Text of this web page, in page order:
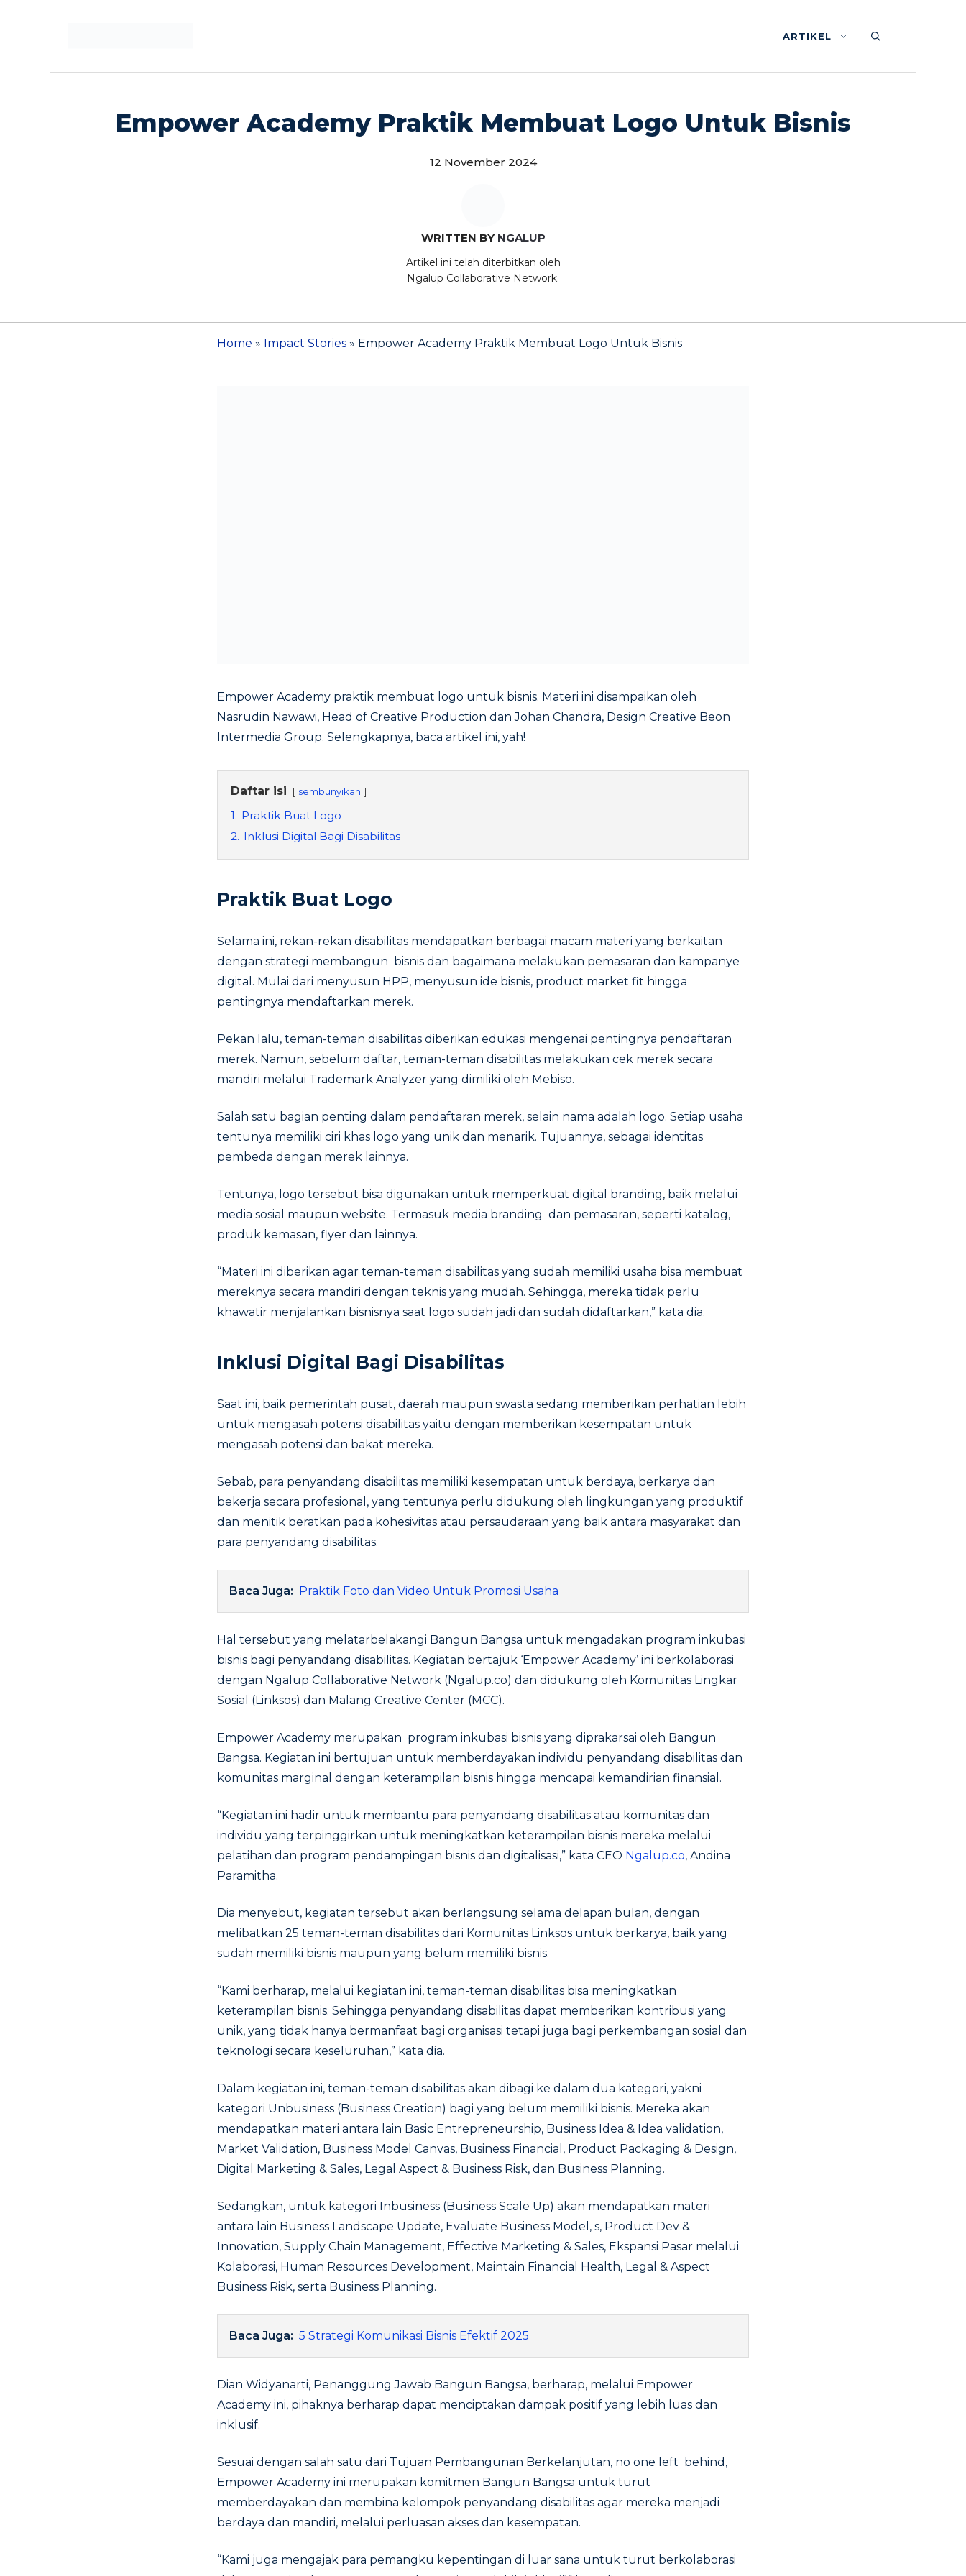
ARTIKEL
Empower Academy Praktik Membuat Logo Untuk Bisnis
12 November 2024
WRITTEN BY NGALUP
Artikel ini telah diterbitkan oleh
Ngalup Collaborative Network.
Home » Impact Stories » Empower Academy Praktik Membuat Logo Untuk Bisnis
Empower Academy praktik membuat logo untuk bisnis. Materi ini disampaikan oleh
Nasrudin Nawawi, Head of Creative Production dan Johan Chandra, Design Creative Beon
Intermedia Group. Selengkapnya, baca artikel ini, yah!
Daftar isi sembunyikan
1. Praktik Buat Logo
2. Inklusi Digital Bagi Disabilitas
Praktik Buat Logo
Selama ini, rekan-rekan disabilitas mendapatkan berbagai macam materi yang berkaitan
dengan strategi membangun bisnis dan bagaimana melakukan pemasaran dan kampanye
digital. Mulai dari menyusun HPP, menyusun ide bisnis, product market fit hingga
pentingnya mendaftarkan merek.
Pekan lalu, teman-teman disabilitas diberikan edukasi mengenai pentingnya pendaftaran
merek. Namun, sebelum daftar, teman-teman disabilitas melakukan cek merek secara
mandiri melalui Trademark Analyzer yang dimiliki oleh Mebiso.
Salah satu bagian penting dalam pendaftaran merek, selain nama adalah logo. Setiap usaha
tentunya memiliki ciri khas logo yang unik dan menarik. Tujuannya, sebagai identitas
pembeda dengan merek lainnya.
Tentunya, logo tersebut bisa digunakan untuk memperkuat digital branding, baik melalui
media sosial maupun website. Termasuk media branding dan pemasaran, seperti katalog,
produk kemasan, flyer dan lainnya.
“Materi ini diberikan agar teman-teman disabilitas yang sudah memiliki usaha bisa membuat
mereknya secara mandiri dengan teknis yang mudah. Sehingga, mereka tidak perlu
khawatir menjalankan bisnisnya saat logo sudah jadi dan sudah didaftarkan,” kata dia.
Inklusi Digital Bagi Disabilitas
Saat ini, baik pemerintah pusat, daerah maupun swasta sedang memberikan perhatian lebih
untuk mengasah potensi disabilitas yaitu dengan memberikan kesempatan untuk
mengasah potensi dan bakat mereka.
Sebab, para penyandang disabilitas memiliki kesempatan untuk berdaya, berkarya dan
bekerja secara profesional, yang tentunya perlu didukung oleh lingkungan yang produktif
dan menitik beratkan pada kohesivitas atau persaudaraan yang baik antara masyarakat dan
para penyandang disabilitas.
Baca Juga: Praktik Foto dan Video Untuk Promosi Usaha
Hal tersebut yang melatarbelakangi Bangun Bangsa untuk mengadakan program inkubasi
bisnis bagi penyandang disabilitas. Kegiatan bertajuk ‘Empower Academy’ ini berkolaborasi
dengan Ngalup Collaborative Network (Ngalup.co) dan didukung oleh Komunitas Lingkar
Sosial (Linksos) dan Malang Creative Center (MCC).
Empower Academy merupakan program inkubasi bisnis yang diprakarsai oleh Bangun
Bangsa. Kegiatan ini bertujuan untuk memberdayakan individu penyandang disabilitas dan
komunitas marginal dengan keterampilan bisnis hingga mencapai kemandirian finansial.
“Kegiatan ini hadir untuk membantu para penyandang disabilitas atau komunitas dan
individu yang terpinggirkan untuk meningkatkan keterampilan bisnis mereka melalui
pelatihan dan program pendampingan bisnis dan digitalisasi,” kata CEO Ngalup.co, Andina
Paramitha.
Dia menyebut, kegiatan tersebut akan berlangsung selama delapan bulan, dengan
melibatkan 25 teman-teman disabilitas dari Komunitas Linksos untuk berkarya, baik yang
sudah memiliki bisnis maupun yang belum memiliki bisnis.
“Kami berharap, melalui kegiatan ini, teman-teman disabilitas bisa meningkatkan
keterampilan bisnis. Sehingga penyandang disabilitas dapat memberikan kontribusi yang
unik, yang tidak hanya bermanfaat bagi organisasi tetapi juga bagi perkembangan sosial dan
teknologi secara keseluruhan,” kata dia.
Dalam kegiatan ini, teman-teman disabilitas akan dibagi ke dalam dua kategori, yakni
kategori Unbusiness (Business Creation) bagi yang belum memiliki bisnis. Mereka akan
mendapatkan materi antara lain Basic Entrepreneurship, Business Idea & Idea validation,
Market Validation, Business Model Canvas, Business Financial, Product Packaging & Design,
Digital Marketing & Sales, Legal Aspect & Business Risk, dan Business Planning.
Sedangkan, untuk kategori Inbusiness (Business Scale Up) akan mendapatkan materi
antara lain Business Landscape Update, Evaluate Business Model, s, Product Dev &
Innovation, Supply Chain Management, Effective Marketing & Sales, Ekspansi Pasar melalui
Kolaborasi, Human Resources Development, Maintain Financial Health, Legal & Aspect
Business Risk, serta Business Planning.
Baca Juga: 5 Strategi Komunikasi Bisnis Efektif 2025
Dian Widyanarti, Penanggung Jawab Bangun Bangsa, berharap, melalui Empower
Academy ini, pihaknya berharap dapat menciptakan dampak positif yang lebih luas dan
inklusif.
Sesuai dengan salah satu dari Tujuan Pembangunan Berkelanjutan, no one left behind,
Empower Academy ini merupakan komitmen Bangun Bangsa untuk turut
memberdayakan dan membina kelompok penyandang disabilitas agar mereka menjadi
berdaya dan mandiri, melalui perluasan akses dan kesempatan.
“Kami juga mengajak para pemangku kepentingan di luar sana untuk turut berkolaborasi